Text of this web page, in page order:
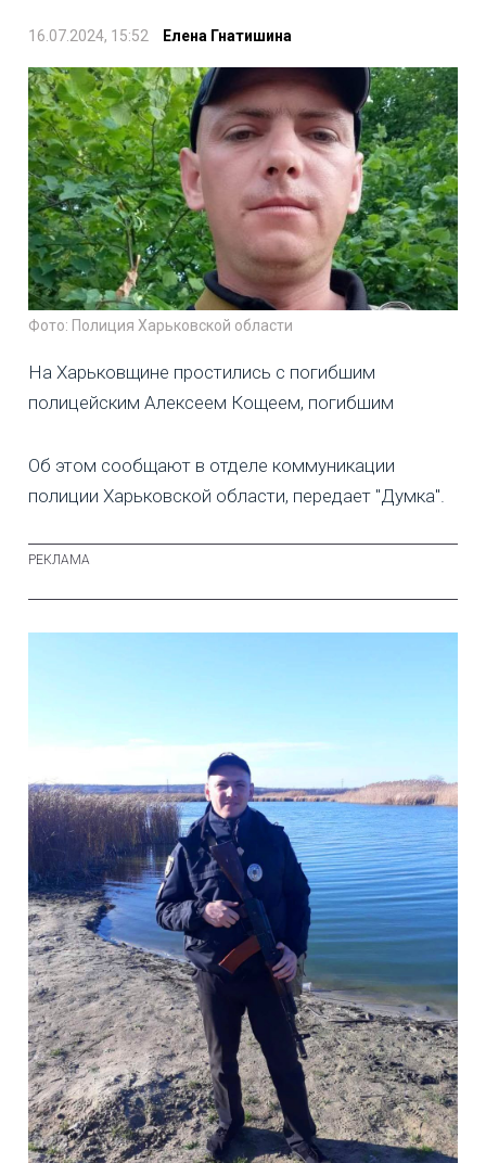
16.07.2024, 15:52 Елена Гнатишина
Фото: Полиция Харьковской области
На Харьковщине простились с погибшим
полицейским Алексеем Кощеем, погибшим
Об этом сообщают в отделе коммуникации
полиции Харьковской области, передает "Думка".